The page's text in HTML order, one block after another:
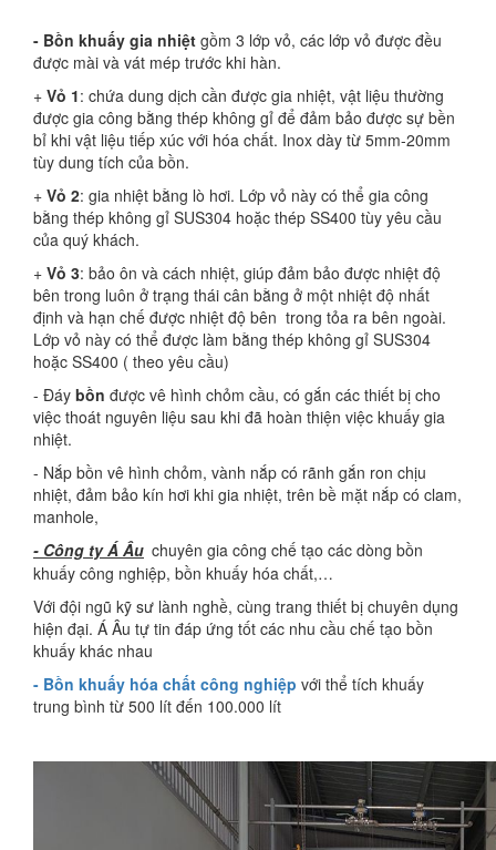
- Bồn khuấy gia nhiệt gồm 3 lớp vỏ, các lớp vỏ được đều
được mài và vát mép trước khi hàn.
+ Vỏ 1: chứa dung dịch cần được gia nhiệt, vật liệu thường
được gia công bằng thép không gỉ để đảm bảo được sự bền
bỉ khi vật liệu tiếp xúc với hóa chất. Inox dày từ 5mm-20mm
tùy dung tích của bồn.
+ Vỏ 2: gia nhiệt bằng lò hơi. Lớp vỏ này có thể gia công
bằng thép không gỉ SUS304 hoặc thép SS400 tùy yêu cầu
của quý khách.
+ Vỏ 3: bảo ôn và cách nhiệt, giúp đảm bảo được nhiệt độ
bên trong luôn ở trạng thái cân bằng ở một nhiệt độ nhất
định và hạn chế được nhiệt độ bên trong tỏa ra bên ngoài.
Lớp vỏ này có thể được làm bằng thép không gỉ SUS304
hoặc SS400 ( theo yêu cầu)
- Đáy bồn được vê hình chỏm cầu, có gắn các thiết bị cho
việc thoát nguyên liệu sau khi đã hoàn thiện việc khuấy gia
nhiệt.
- Nắp bồn vê hình chỏm, vành nắp có rãnh gắn ron chịu
nhiệt, đảm bảo kín hơi khi gia nhiệt, trên bề mặt nắp có clam,
manhole,
- Công ty Á Âu chuyên gia công chế tạo các dòng bồn
khuấy công nghiệp, bồn khuấy hóa chất,…
Với đội ngũ kỹ sư lành nghề, cùng trang thiết bị chuyên dụng
hiện đại. Á Âu tự tin đáp ứng tốt các nhu cầu chế tạo bồn
khuấy khác nhau
- Bồn khuấy hóa chất công nghiệp với thể tích khuấy
trung bình từ 500 lít đến 100.000 lít